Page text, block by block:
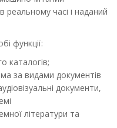
реальному часі і наданий
функції:
каталогів;
за видами документів
документи,
літератури та